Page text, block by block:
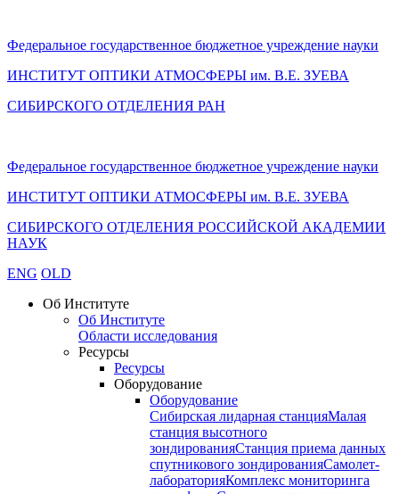
Федеральное государственное бюджетное учреждение науки
ИНСТИТУТ ОПТИКИ АТМОСФЕРЫ им. В.Е. ЗУЕВА
СИБИРСКОГО ОТДЕЛЕНИЯ РАН
Федеральное государственное бюджетное учреждение науки
ИНСТИТУТ ОПТИКИ АТМОСФЕРЫ им. В.Е. ЗУЕВА
СИБИРСКОГО ОТДЕЛЕНИЯ РОССИЙСКОЙ АКАДЕМИИ
НАУК
ENG OLD
Об Институте
Об Институте
Области исследования
Ресурсы
Ресурсы
Оборудование
Оборудование
Сибирская лидарная станцияМалая
станция высотного
зондированияСтанция приема данных
спутникового зондированияСамолет-
лабораторияКомплекс мониторинга